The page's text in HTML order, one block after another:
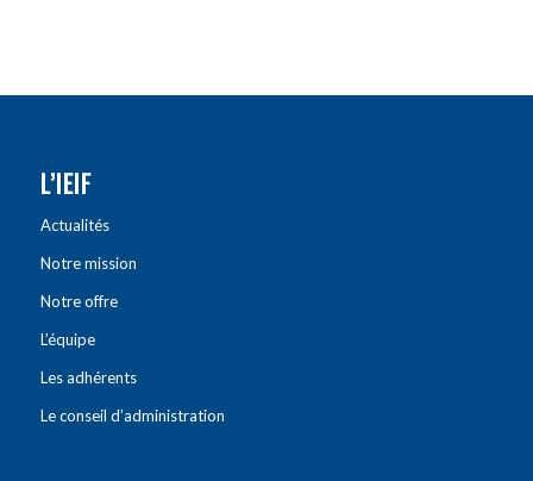
L’IEIF
Actualités
Notre mission
Notre offre
L’équipe
Les adhérents
Le conseil d’administration